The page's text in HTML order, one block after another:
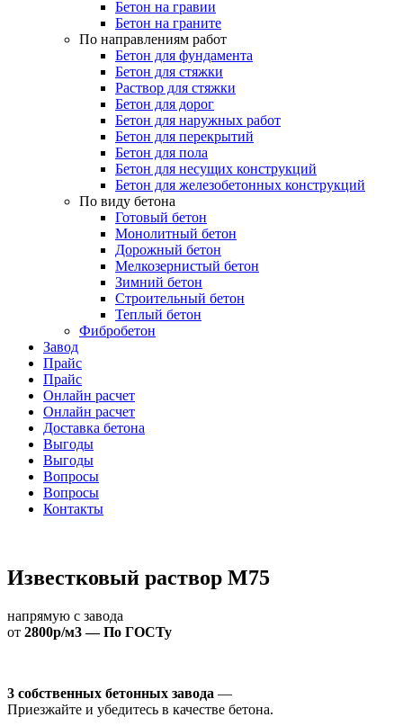
Бетон на гравии
Бетон на граните
По направлениям работ
Бетон для фундамента
Бетон для стяжки
Раствор для стяжки
Бетон для дорог
Бетон для наружных работ
Бетон для перекрытий
Бетон для пола
Бетон для несущих конструкций
Бетон для железобетонных конструкций
По виду бетона
Готовый бетон
Монолитный бетон
Дорожный бетон
Мелкозернистый бетон
Зимний бетон
Строительный бетон
Теплый бетон
Фибробетон
Завод
Прайс
Прайс
Онлайн расчет
Онлайн расчет
Доставка бетона
Выгоды
Выгоды
Вопросы
Вопросы
Контакты
Известковый раствор М75
напрямую с завода
от 2800р/м3 — По ГОСТу
3 собственных бетонных завода —
Приезжайте и убедитесь в качестве бетона.